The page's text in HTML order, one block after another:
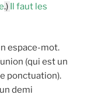
.) Il faut les
espace-mot.
(qui est un
ponctuation).
demi